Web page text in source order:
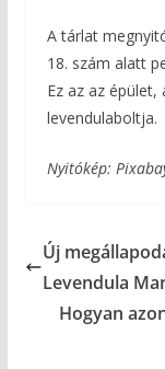
A tárlat
18. szám alatt
Ez az az
levendulaboltja.
Nyitókép:
Új
Levendula
Hogyan